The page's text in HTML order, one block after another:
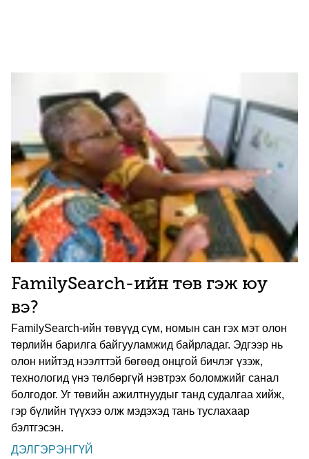
FamilySearch-ийн төв гэж юу
вэ?
FamilySearch-ийн төвүүд сүм, номын сан гэх мэт олон
төрлийн барилга байгууламжид байрладаг. Эдгээр нь
олон нийтэд нээлттэй бөгөөд онцгой бичлэг үзэж,
технологид үнэ төлбөргүй нэвтрэх боломжийг санал
болгодог. Уг төвийн ажилтнуудыг танд судалгаа хийж,
гэр бүлийн түүхээ олж мэдэхэд тань туслахаар
бэлтгэсэн.
ДЭЛГЭРЭНГҮЙ